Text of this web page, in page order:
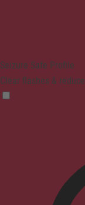
Seizure Safe Profile
Clear flashes &